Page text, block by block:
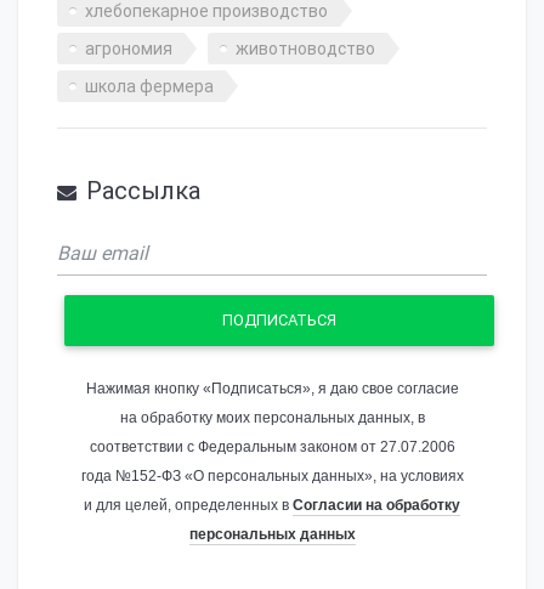
хлебопекарное производство
агрономия
животноводство
школа фермера
Рассылка
ПОДПИСАТЬСЯ
Нажимая кнопку «Подписаться», я даю свое согласие
на обработку моих персональных данных, в
соответствии с Федеральным законом от 27.07.2006
года №152-ФЗ «О персональных данных», на условиях
и для целей, определенных в Согласии на обработку
персональных данных